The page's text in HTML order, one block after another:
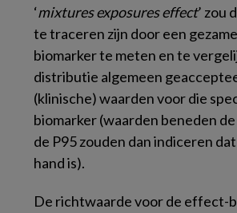
‘mixtures exposures effect’ zou
te traceren zijn door een
biomarker te meten en te
distributie algemeen
(klinische) waarden voor die
biomarker (waarden beneden
de P95 zouden dan indiceren
hand is).
De richtwaarde voor de effect-